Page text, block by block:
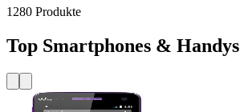
1280 Produkte
Top Smartphones & Handys